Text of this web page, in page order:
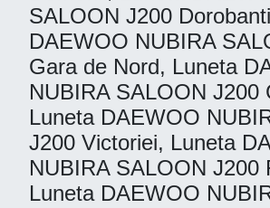
SALOON J200
DAEWOO NUBIRA
Gara de Nord, Luneta
NUBIRA SALOON J200
Luneta DAEWOO
J200 Victoriei, Luneta
NUBIRA SALOON J200
Luneta DAEWOO